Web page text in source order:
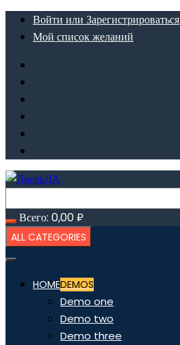
ПерейтиВойти или Зарегистрироваться
Мой список желаний
Всего: 0,00₽
ALL CATEGORIES
HOMEDEMOS
Demo one
Demo two
Demo three